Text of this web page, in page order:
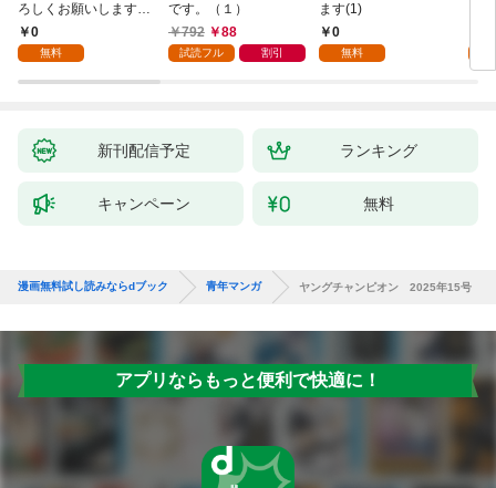
ろしくお願いします。
1 0
無料
です。（１）
792
88
試読フル 割引
ます(1)
0
無料
新刊配信予定 ランキング
キャンペーン 無料
漫画無料試し読みならdブック 青年マンガ ヤングチャンピオン 2025年15号
アプリならもっと便利で快適に！